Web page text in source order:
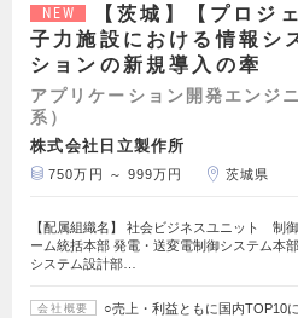
NEW
【茨城】【プロジ
子力施設における情報シ
ションの新規導入の牽
アプリケーション開発エンジ
系）
株式会社日立製作所
750万円 ～ 999万円 茨城県
【配属組織名】 社会ビジネスユニット 制
ーム統括本部 発電・送変電制御システム本
システム設計部…
会社概要
○売上・利益ともに国内TOP10